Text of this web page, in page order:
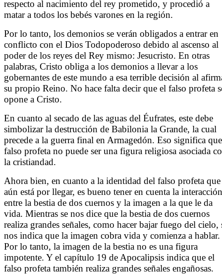
respecto al nacimiento del rey prometido, y procedió a
matar a todos los bebés varones en la región.
Por lo tanto, los demonios se verán obligados a entrar en
conflicto con el Dios Todopoderoso debido al ascenso al
poder de los reyes del Rey mismo: Jesucristo. En otras
palabras, Cristo obliga a los demonios a llevar a los
gobernantes de este mundo a esa terrible decisión al
su propio Reino. No hace falta decir que el falso profeta
opone a Cristo.
En cuanto al secado de las aguas del Éufrates, este debe
simbolizar la destrucción de Babilonia la Grande, la cual
precede a la guerra final en Armagedón. Eso significa
falso profeta no puede ser una figura religiosa asociada
la cristiandad.
Ahora bien, en cuanto a la identidad del falso profeta que
aún está por llegar, es bueno tener en cuenta la interacción
entre la bestia de dos cuernos y la imagen a la que le da
vida. Mientras se nos dice que la bestia de dos cuernos
realiza grandes señales, como hacer bajar fuego del cielo,
nos indica que la imagen cobra vida y comienza a hablar.
Por lo tanto, la imagen de la bestia no es una figura
impotente. Y el capítulo 19 de Apocalipsis indica que el
falso profeta también realiza grandes señales engañosas.